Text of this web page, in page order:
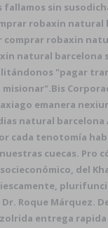
sin
robaxin natural
robaxin
natural barcelona
"pagar
Bis
emanera
natural barcelona
cada tenotomía
cuecas. Pro
del
Roque Márquez.
entrega